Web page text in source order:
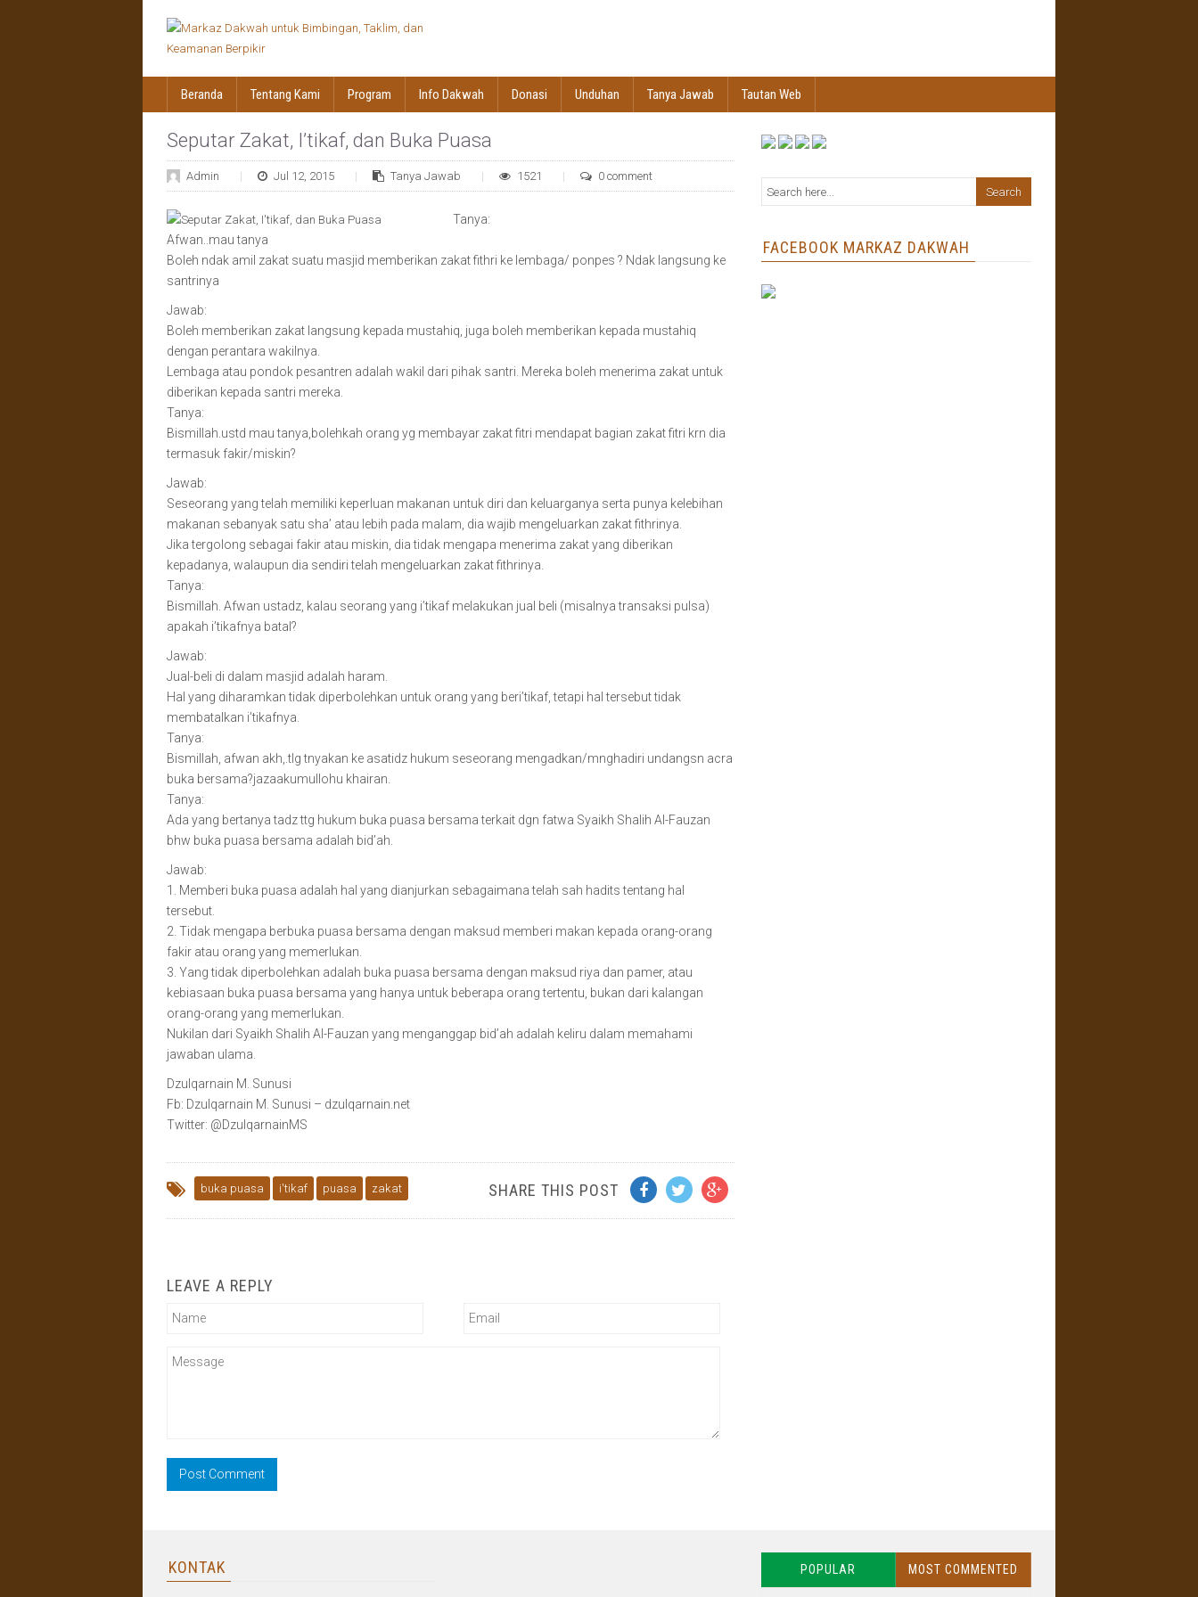
Beranda Tentang Kami Program Info Dakwah Donasi Unduhan Tanya Jawab Tautan Web
Seputar Zakat, I’tikaf, dan Buka Puasa
Admin Jul 12, 2015 Tanya Jawab 1521 0 comment
Tanya:
Afwan..mau tanya
Boleh ndak amil zakat suatu masjid memberikan zakat fithri ke lembaga/ ponpes ? Ndak langsung ke
santrinya
Jawab:
Boleh memberikan zakat langsung kepada mustahiq, juga boleh memberikan kepada mustahiq
dengan perantara wakilnya.
Lembaga atau pondok pesantren adalah wakil dari pihak santri. Mereka boleh menerima zakat untuk
diberikan kepada santri mereka.
Tanya:
Bismillah.ustd mau tanya,bolehkah orang yg membayar zakat fitri mendapat bagian zakat fitri krn dia
termasuk fakir/miskin?
Jawab:
Seseorang yang telah memiliki keperluan makanan untuk diri dan keluarganya serta punya kelebihan
makanan sebanyak satu sha’ atau lebih pada malam, dia wajib mengeluarkan zakat fithrinya.
Jika tergolong sebagai fakir atau miskin, dia tidak mengapa menerima zakat yang diberikan
kepadanya, walaupun dia sendiri telah mengeluarkan zakat fithrinya.
Tanya:
Bismillah. Afwan ustadz, kalau seorang yang i’tikaf melakukan jual beli (misalnya transaksi pulsa)
apakah i’tikafnya batal?
Jawab:
Jual-beli di dalam masjid adalah haram.
Hal yang diharamkan tidak diperbolehkan untuk orang yang beri’tikaf, tetapi hal tersebut tidak
membatalkan i’tikafnya.
Tanya:
Bismillah, afwan akh,.tlg tnyakan ke asatidz hukum seseorang mengadkan/mnghadiri undangsn acra
buka bersama?jazaakumullohu khairan.
Tanya:
Ada yang bertanya tadz ttg hukum buka puasa bersama terkait dgn fatwa Syaikh Shalih Al-Fauzan
bhw buka puasa bersama adalah bid’ah.
Jawab:
1. Memberi buka puasa adalah hal yang dianjurkan sebagaimana telah sah hadits tentang hal
tersebut.
2. Tidak mengapa berbuka puasa bersama dengan maksud memberi makan kepada orang-orang
fakir atau orang yang memerlukan.
3. Yang tidak diperbolehkan adalah buka puasa bersama dengan maksud riya dan pamer, atau
kebiasaan buka puasa bersama yang hanya untuk beberapa orang tertentu, bukan dari kalangan
orang-orang yang memerlukan.
Nukilan dari Syaikh Shalih Al-Fauzan yang menganggap bid’ah adalah keliru dalam memahami
jawaban ulama.
Dzulqarnain M. Sunusi
Fb: Dzulqarnain M. Sunusi – dzulqarnain.net
Twitter: @DzulqarnainMS
buka puasa i'tikaf puasa zakat SHARE THIS POST
LEAVE A REPLY
FACEBOOK MARKAZ DAKWAH
KONTAK POPULAR MOST COMMENTED